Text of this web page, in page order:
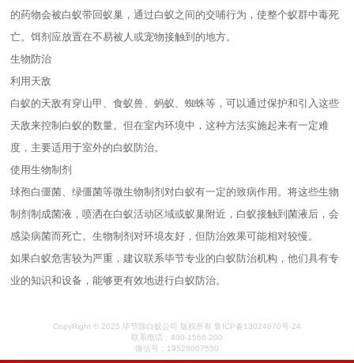
的药物会被白蚁带回蚁巢，通过白蚁之间的交哺行为，使整个蚁群中毒死
亡。饵剂应放置在不易被人或宠物接触到的地方。
生物防治
利用天敌
白蚁的天敌有穿山甲、食蚁兽、蚂蚁、蜘蛛等，可以通过保护和引入这些
天敌来控制白蚁的数量。但在室内环境中，这种方法实施起来有一定难
度，主要适用于室外的白蚁防治。
使用生物制剂
球孢白僵菌、绿僵菌等微生物制剂对白蚁有一定的致病作用。将这些生物
制剂制成菌液，喷洒在白蚁活动区域或蚁巢附近，白蚁接触到菌液后，会
感染病菌而死亡。生物制剂对环境友好，但防治效果可能相对较慢。
如果白蚁危害较为严重，建议联系毕节专业的白蚁防治机构，他们具有专
业的知识和设备，能够更有效地进行白蚁防治。
CopyRight © 2025 毕节除白蚁公司 版权所有 鲁ICP备13024870号-24
联系电话：400-1566-200
微信号：19528007550